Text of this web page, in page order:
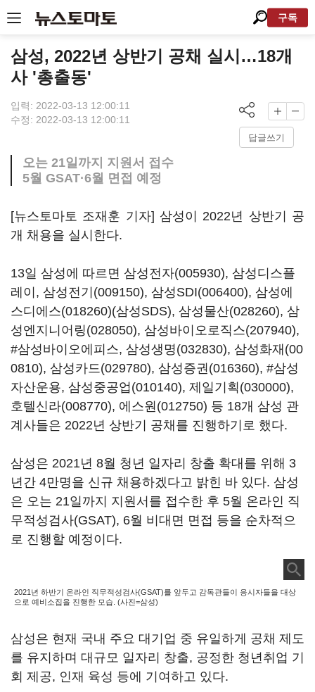
구독
삼성, 2022년 상반기 공채 실시…18개
사 '총출동'
입력: 2022-03-13 12:00:11
수정: 2022-03-13 12:00:11
답글쓰기
오는 21일까지 지원서 접수
5월 GSAT·6월 면접 예정
[뉴스토마토 조재훈 기자] 삼성이 2022년 상반기 공
개 채용을 실시한다.
13일 삼성에 따르면 삼성전자(005930), 삼성디스플
레이, 삼성전기(009150), 삼성SDI(006400), 삼성에
스디에스(018260)(삼성SDS), 삼성물산(028260), 삼
성엔지니어링(028050), 삼성바이오로직스(207940),
#삼성바이오에피스, 삼성생명(032830), 삼성화재(00
0810), 삼성카드(029780), 삼성증권(016360), #삼성
자산운용, 삼성중공업(010140), 제일기획(030000),
호텔신라(008770), 에스원(012750) 등 18개 삼성 관
계사들은 2022년 상반기 공채를 진행하기로 했다.
삼성은 2021년 8월 청년 일자리 창출 확대를 위해 3
년간 4만명을 신규 채용하겠다고 밝힌 바 있다. 삼성
은 오는 21일까지 지원서를 접수한 후 5월 온라인 직
무적성검사(GSAT), 6월 비대면 면접 등을 순차적으
로 진행할 예정이다.
2021년 하반기 온라인 직무적성검사(GSAT)를 앞두고 감독관들이 응시자들을 대상
으로 예비소집을 진행한 모습. (사진=삼성)
삼성은 현재 국내 주요 대기업 중 유일하게 공채 제도
를 유지하며 대규모 일자리 창출, 공정한 청년취업 기
회 제공, 인재 육성 등에 기여하고 있다.